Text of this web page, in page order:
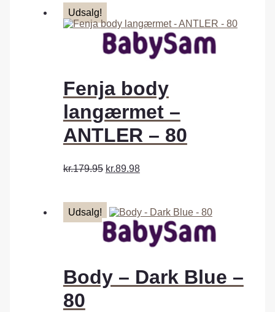
Udsalg!
Fenja body
langærmet –
ANTLER – 80
kr.179.95 kr.89.98
Udsalg!
Body – Dark Blue –
80